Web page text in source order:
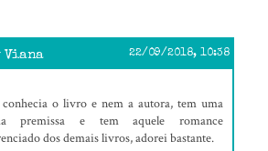
22/09/2018, 10:38
o livro e nem a autora, tem uma
premissa e tem aquele romance
dos demais livros, adorei bastante.